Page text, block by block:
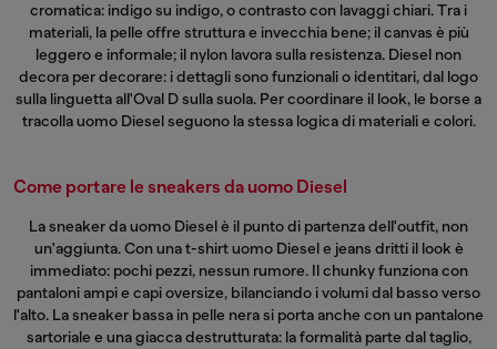
cromatica: indigo su indigo, o contrasto con lavaggi chiari. Tra i
materiali, la pelle offre struttura e invecchia bene; il canvas è più
leggero e informale; il nylon lavora sulla resistenza. Diesel non
decora per decorare: i dettagli sono funzionali o identitari, dal logo
sulla linguetta all'Oval D sulla suola. Per coordinare il look, le borse a
tracolla uomoDiesel seguono la stessa logica di materiali e colori.
Come portare le sneakers da uomo Diesel
La sneaker da uomo Diesel è il punto di partenza dell'outfit, non
un'aggiunta. Con unat-shirt uomoDiesel e jeans dritti il look è
immediato: pochi pezzi, nessun rumore. Il chunky funziona con
pantaloni ampi e capi oversize, bilanciando i volumi dal basso verso
l'alto. La sneaker bassa in pelle nera si porta anche con un pantalone
sartoriale e una giacca destrutturata: la formalità parte dal taglio,